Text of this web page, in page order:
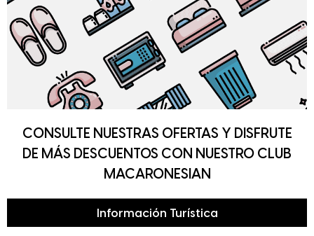
CONSULTE NUESTRAS OFERTAS Y DISFRUTE
DE MÁS DESCUENTOS CON NUESTRO CLUB
MACARONESIAN
Información Turística